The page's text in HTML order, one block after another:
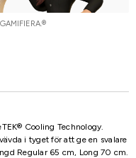
Cooling Technology.
i tyget för att ge en svalare
Regular 65 cm, Long 70 cm.